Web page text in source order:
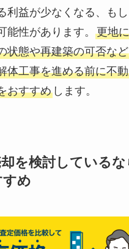
利益が少なくなる、も
能性があります。 更地
状態や再建築の可否な
体工事を進める前に不
おすすめします。
を検討している
すめ